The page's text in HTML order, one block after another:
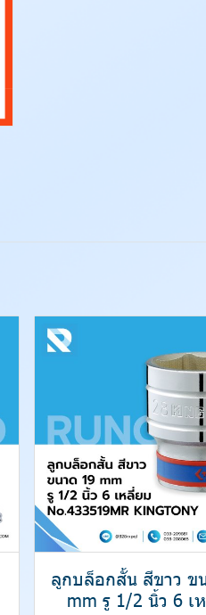
ลูกบล็อกสั้น สีขาว ข
mm รู 1/2 นิ้ว 6 เ